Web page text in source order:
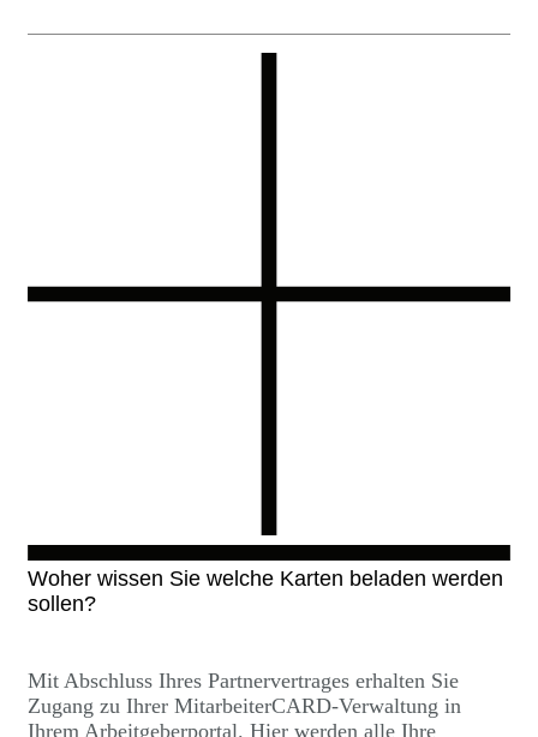
Woher wissen Sie welche Karten beladen werden
sollen?
Mit Abschluss Ihres Partnervertrages erhalten Sie
Zugang zu Ihrer MitarbeiterCARD-Verwaltung in
Ihrem Arbeitgeberportal. Hier werden alle Ihre